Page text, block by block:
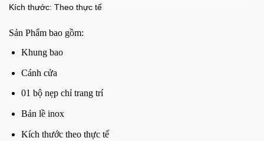
Kích thước: Theo thực tế
Sản Phẩm bao gồm:
Khung bao
Cánh cửa
01 bộ nẹp chỉ trang trí
Bản lề inox
Kích thước theo thực tế